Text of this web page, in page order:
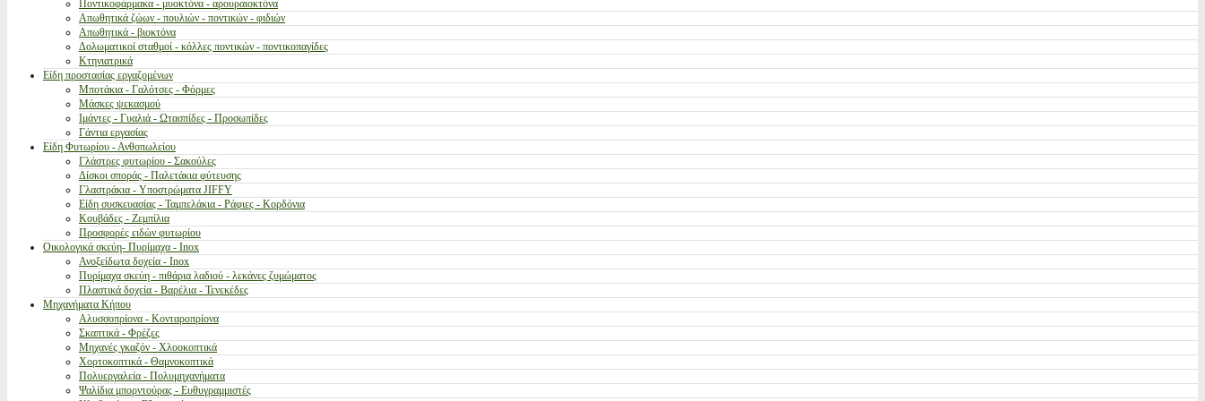
Ποντικοφάρμακα - μυοκτόνα - αρουραιοκτόνα
Απωθητικά ζώων - πουλιών - ποντικών - φιδιών
Απωθητικά - βιοκτόνα
Δολωματικοί σταθμοί - κόλλες ποντικών - ποντικοπαγίδες
Κτηνιατρικά
Είδη προστασίας εργαζομένων
Μποτάκια - Γαλότσες - Φόρμες
Μάσκες ψεκασμού
Ιμάντες - Γυαλιά - Ωτασπίδες - Προσωπίδες
Γάντια εργασίας
Είδη Φυτωρίου - Ανθοπωλείου
Γλάστρες φυτωρίου - Σακούλες
Δίσκοι σποράς - Παλετάκια φύτευσης
Γλαστράκια - Υποστρώματα JIFFY
Είδη συσκευασίας - Ταμπελάκια - Ράφιες - Κορδόνια
Κουβάδες - Ζεμπίλια
Προσφορές ειδών φυτωρίου
Οικολογικά σκεύη- Πυρίμαχα - Inox
Ανοξείδωτα δοχεία - Inox
Πυρίμαχα σκεύη - πιθάρια λαδιού - λεκάνες ζυμώματος
Πλαστικά δοχεία - Βαρέλια - Τενεκέδες
Μηχανήματα Κήπου
Αλυσσοπρίονα - Κονταροπρίονα
Σκαπτικά - Φρέζες
Μηχανές γκαζόν - Χλοοκοπτικά
Χορτοκοπτικά - Θαμνοκοπτικά
Πολυεργαλεία - Πολυμηχανήματα
Ψαλίδια μπορντούρας - Ευθυγραμμιστές